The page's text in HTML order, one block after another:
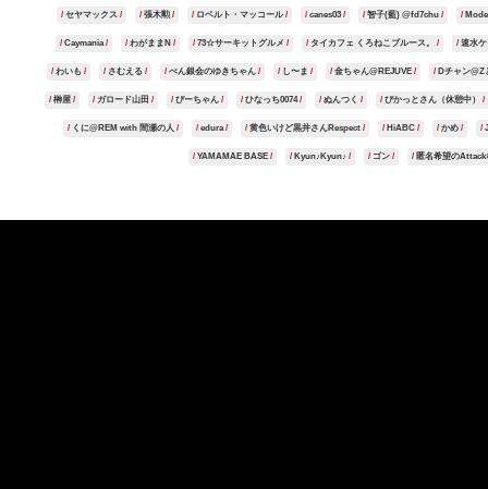
セヤマックス 張木勲 ロベルト・マッコール canes03 智子(藍) @fd7chu
Caymania わがままN 73☆サーキットグルメ タイカフェ くろねこブルース。 速水ケ
わいも さむえる ぺん銀会のゆきちゃん し〜ま 金ちゃん@REJUVE Dチャン@Z
榊屋 ガロード山田 ぴーちゃん ひなっち0074 ぬんつく ぴかっとさん（休憩中）
くに@REM with 間瀬の人 edura 黄色いけど黒井さんRespect HiABC かめ
YAMAMAE BASE Kyun♪Kyun♪ ゴン 匿名希望のAttack